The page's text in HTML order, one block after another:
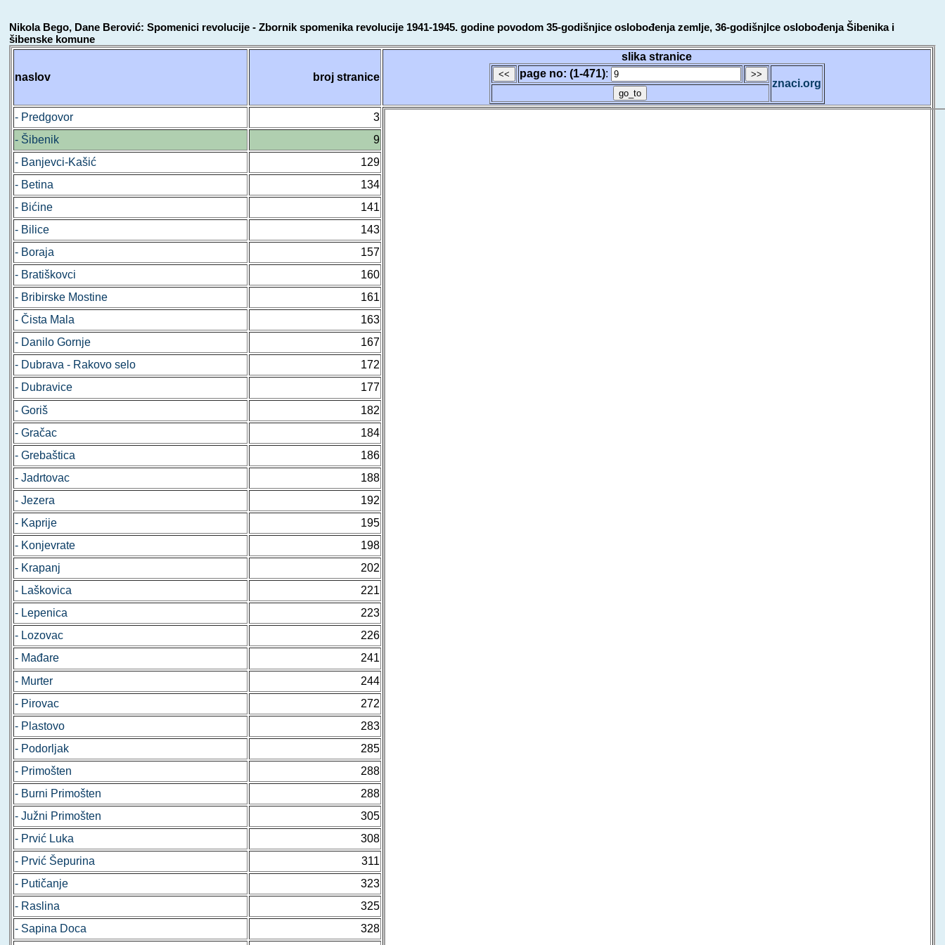
Nikola Bego, Dane Berović: Spomenici revolucije - Zbornik spomenika revolucije 1941-1945. godine povodom 35-godišnjice oslobođenja zemlje, 36-godišnjlce oslobođenja Šibenika i
šibenske komune
naslov broj stranice
slika stranice
page no: (1-471):
znaci.org
- Predgovor
3
- Šibenik
9
- Banjevci-Kašić
129
- Betina
134
- Bićine
141
- Bilice
143
- Boraja
157
- Bratiškovci
160
- Bribirske Mostine
161
- Čista Mala
163
- Danilo Gornje
167
- Dubrava - Rakovo selo
172
- Dubravice
177
- Goriš
182
- Gračac
184
- Grebaštica
186
- Jadrtovac
188
- Jezera
192
- Kaprije
195
- Konjevrate
198
- Krapanj
202
- Laškovica
221
- Lepenica
223
- Lozovac
226
- Mađare
241
- Murter
244
- Pirovac
272
- Plastovo
283
- Podorljak
285
- Primošten
288
- Burni Primošten
288
- Južni Primošten
305
- Prvić Luka
308
- Prvić Šepurina
311
- Putičanje
323
- Raslina
325
- Sapina Doca
328